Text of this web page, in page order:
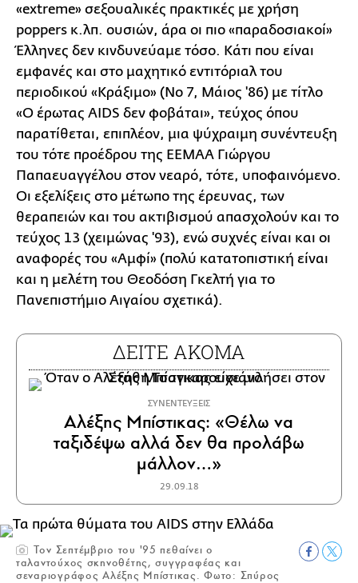
«extreme» σεξουαλικές πρακτικές με χρήση
poppers κ.λπ. ουσιών, άρα οι πιο «παραδοσιακοί»
Έλληνες δεν κινδυνεύαμε τόσο. Κάτι που είναι
εμφανές και στο μαχητικό εντιτόριαλ του
περιοδικού «Κράξιμο» (Νο 7, Μάιος '86) με τίτλο
«Ο έρωτας AIDS δεν φοβάται», τεύχος όπου
παρατίθεται, επιπλέον, μια ψύχραιμη συνέντευξη
του τότε προέδρου της ΕΕΜΑΑ Γιώργου
Παπαευαγγέλου στον νεαρό, τότε, υποφαινόμενο.
Οι εξελίξεις στο μέτωπο της έρευνας, των
θεραπειών και του ακτιβισμού απασχολούν και το
τεύχος 13 (χειμώνας '93), ενώ συχνές είναι και οι
αναφορές του «Αμφί» (πολύ κατατοπιστική είναι
και η μελέτη του Θεοδόση Γκελτή για το
Πανεπιστήμιο Αιγαίου σχετικά).
ΔΕΙΤΕ ΑΚΟΜΑ
ΣΥΝΕΝΤΕΥΞΕΙΣ
Αλέξης Μπίστικας: «Θέλω να
ταξιδέψω αλλά δεν θα προλάβω
μάλλον…»
29.09.18
Τον Σεπτέμβριο του '95 πεθαίνει ο
ταλαντούχος σκηνοθέτης, συγγραφέας και
σεναριογράφος Αλέξης Μπίστικας. Φωτο: Σπύρος